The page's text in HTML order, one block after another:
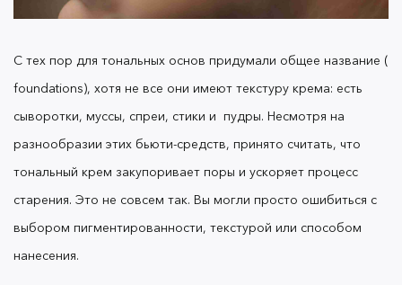
тональный крем порозовее и посветлее
На темной коже холодные розовые тоны
тепло-розовые
Если после нанесения макияжа, шея кажется
желтоватой, а лицо розовым —нужен
Ещетональный кремможет похвастаться
разными эффектами. Матовые,полуматовые,
С тех пор для тональных основ придумали общее название (
foundations), хотя не все они имеют текстуру крема: есть
сыворотки, муссы, спреи, стики и пудры. Несмотря на
разнообразии этих бьюти-средств, принято считать, что
тональный крем закупоривает поры и ускоряет процесс
старения. Это не совсем так. Вы могли просто ошибиться с
выбором пигментированности, текстурой или способом
нанесения.